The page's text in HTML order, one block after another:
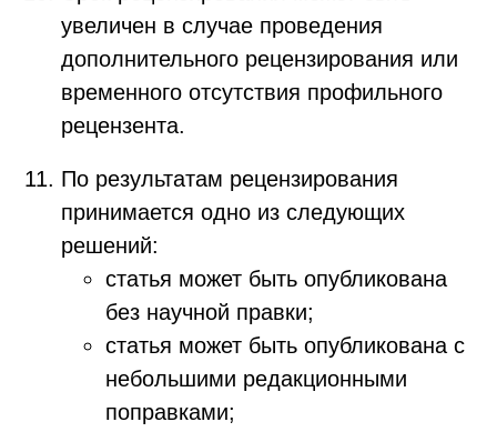
увеличен в случае проведения
дополнительного рецензирования или
временного отсутствия профильного
рецензента.
По результатам рецензирования
принимается одно из следующих
решений:
статья может быть опубликована
без научной правки;
статья может быть опубликована с
небольшими редакционными
поправками;